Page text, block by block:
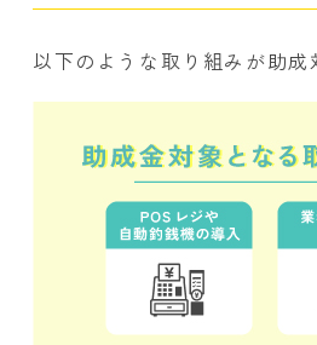
以下のような取り組みが助成